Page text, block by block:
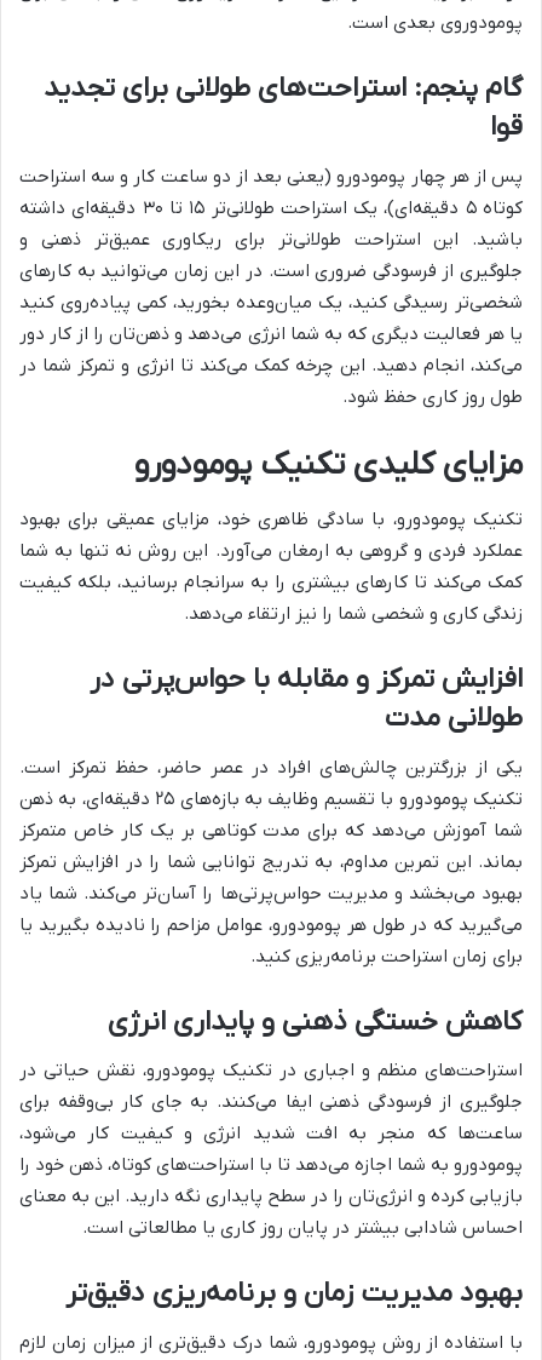
پومودوروی بعدی است.
گام پنجم: استراحت‌های طولانی برای تجدید
قوا
پس از هر چهار پومودورو (یعنی بعد از دو ساعت کار و سه استراحت
کوتاه ۵ دقیقه‌ای)، یک استراحت طولانی‌تر ۱۵ تا ۳۰ دقیقه‌ای داشته
باشید. این استراحت طولانی‌تر برای ریکاوری عمیق‌تر ذهنی و
جلوگیری از فرسودگی ضروری است. در این زمان می‌توانید به کارهای
شخصی‌تر رسیدگی کنید، یک میان‌وعده بخورید، کمی پیاده‌روی کنید
یا هر فعالیت دیگری که به شما انرژی می‌دهد و ذهن‌تان را از کار دور
می‌کند، انجام دهید. این چرخه کمک می‌کند تا انرژی و تمرکز شما در
طول روز کاری حفظ شود.
مزایای کلیدی تکنیک پومودورو
تکنیک پومودورو، با سادگی ظاهری خود، مزایای عمیقی برای بهبود
عملکرد فردی و گروهی به ارمغان می‌آورد. این روش نه تنها به شما
کمک می‌کند تا کارهای بیشتری را به سرانجام برسانید، بلکه کیفیت
زندگی کاری و شخصی شما را نیز ارتقاء می‌دهد.
افزایش تمرکز و مقابله با حواس‌پرتی در
طولانی مدت
یکی از بزرگترین چالش‌های افراد در عصر حاضر، حفظ تمرکز است.
تکنیک پومودورو با تقسیم وظایف به بازه‌های ۲۵ دقیقه‌ای، به ذهن
شما آموزش می‌دهد که برای مدت کوتاهی بر یک کار خاص متمرکز
بماند. این تمرین مداوم، به تدریج توانایی شما را در افزایش تمرکز
بهبود می‌بخشد و مدیریت حواس‌پرتی‌ها را آسان‌تر می‌کند. شما یاد
می‌گیرید که در طول هر پومودورو، عوامل مزاحم را نادیده بگیرید یا
برای زمان استراحت برنامه‌ریزی کنید.
کاهش خستگی ذهنی و پایداری انرژی
استراحت‌های منظم و اجباری در تکنیک پومودورو، نقش حیاتی در
جلوگیری از فرسودگی ذهنی ایفا می‌کنند. به جای کار بی‌وقفه برای
ساعت‌ها که منجر به افت شدید انرژی و کیفیت کار می‌شود،
پومودورو به شما اجازه می‌دهد تا با استراحت‌های کوتاه، ذهن خود را
بازیابی کرده و انرژی‌تان را در سطح پایداری نگه دارید. این به معنای
احساس شادابی بیشتر در پایان روز کاری یا مطالعاتی است.
بهبود مدیریت زمان و برنامه‌ریزی دقیق‌تر
با استفاده از روش پومودورو، شما درک دقیق‌تری از میزان زمان لازم